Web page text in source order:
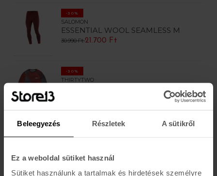
Beleegyezés Részletek A sütikről
Ez a weboldal sütiket használ
Sütiket használunk a tartalmak és hirdetések személyre
-30%
SALOMON
ESSENTIAL WOOL SEAMLESS M
30.990 Ft21.700 Ft
-30%
THIRTYTWO
THIRTYTWO
23.990 Ft16.800 Ft